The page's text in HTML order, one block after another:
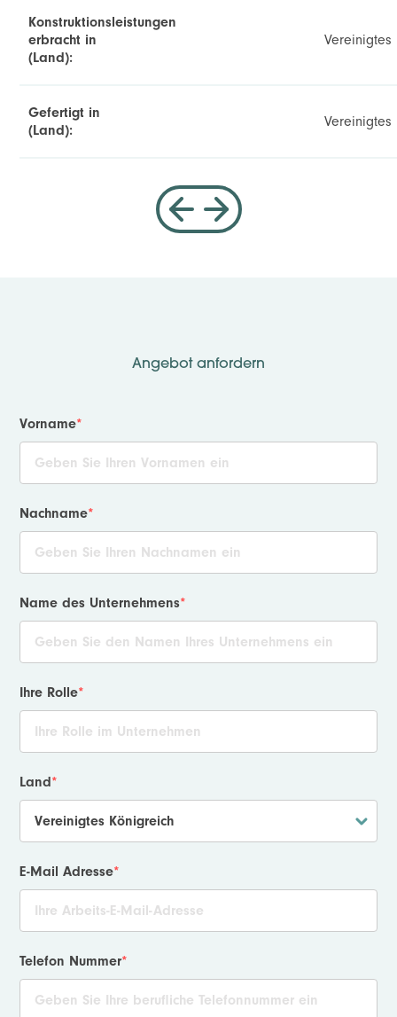
Konstruktionsleistungen
erbracht in
(Land):
Vereinigtes
Gefertigt in
(Land):
Vereinigtes
Angebot anfordern
Vorname*
Nachname*
Name des Unternehmens*
Ihre Rolle*
Land*
E-Mail Adresse*
Telefon Nummer*